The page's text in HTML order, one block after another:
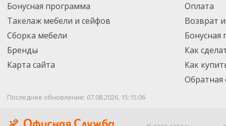
Бонусная программа
Такелаж мебели и сейфов
Сборка мебели
Бренды
Карта сайта
Оплата
Возврат
Бонусная
Как
Как
Обратная
Последнее обновление: 07.08.2026, 15:15:06